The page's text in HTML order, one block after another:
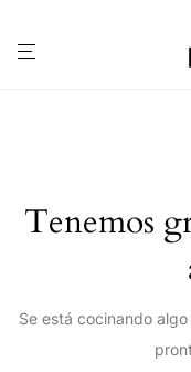
Tenemos
Se está cocinando